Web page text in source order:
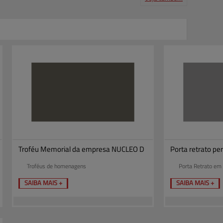
Troféu Memorial da empresa NUCLEO D
Troféus de homenagens
SAIBA MAIS +
Porta retrato
Porta Retrato
SAIBA MAIS +